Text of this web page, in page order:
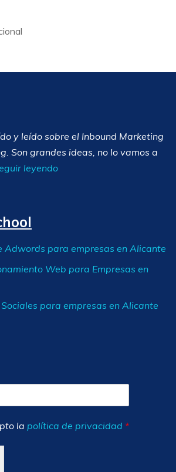
y leído sobre el Inbound Marketing
Son grandes ideas, no lo vamos a
leyendo
Adwords para empresas en Alicante
Web para Empresas en
para empresas en Alicante
la política de privacidad *